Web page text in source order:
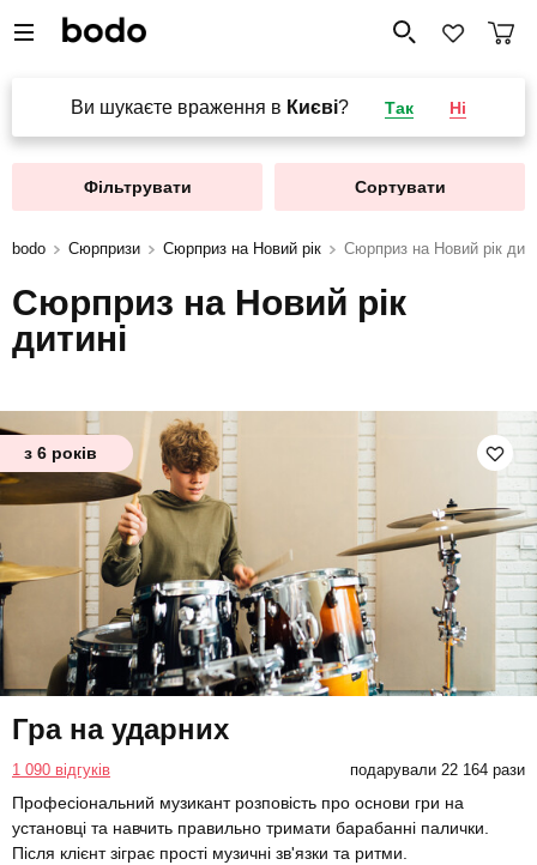
Ви шукаєте враження в Києві? Так Ні
Фільтрувати Сортувати
bodo Сюрпризи Сюрприз на Новий рік Сюрприз на Новий рік
Сюрприз на Новий рік
дитині
з 6 років
Гра на ударних
1 090 відгуків подарували 22 164 рази
Професіональний музикант розповість про основи гри на
установці та навчить правильно тримати барабанні палички.
Після клієнт зіграє прості музичні зв'язки та ритми.